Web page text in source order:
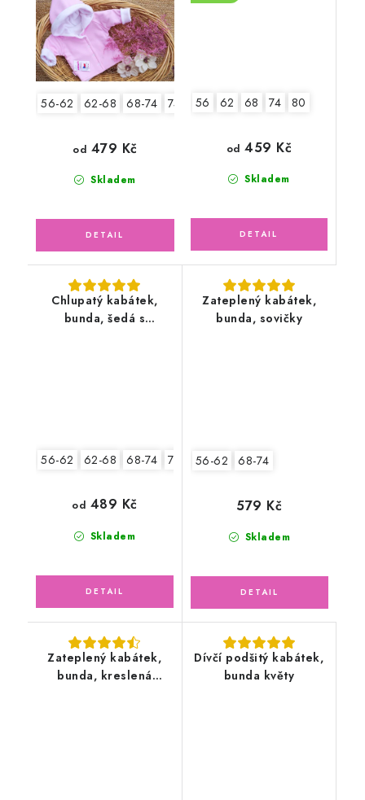
56-62 62-68 68-74 74-80 80-86
Skladem
od 479 Kč
56 62 68 74 80
Skladem
od 459 Kč
Chlupatý kabátek,
bunda, šedá s
56-62 62-68 68-74 74-80 80-86
Skladem
od 489 Kč
Zateplený kabátek,
bunda, sovičky
56-62 68-74
Skladem
579 Kč
Zateplený kabátek,
bunda, kreslená
Dívčí podšitý kabátek,
bunda květy